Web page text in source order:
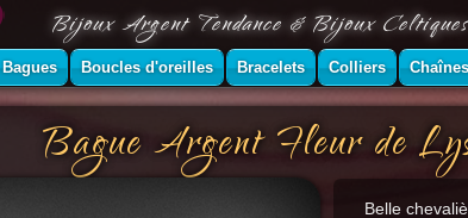
Bague Argent Fleur de
Belle
Bijoux Argent Tendance & Bijoux Celtiques
Bagues Boucles d'oreilles Bracelets Colliers Chaînes